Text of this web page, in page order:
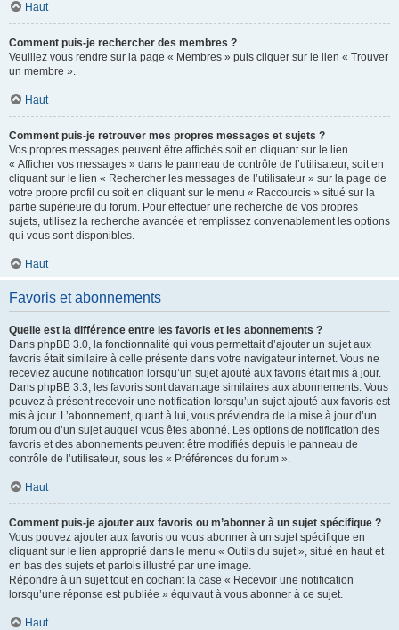
Haut
Comment puis-je rechercher des membres ?
Veuillez vous rendre sur la page « Membres » puis cliquer sur le lien « Trouver
un membre ».
Haut
Comment puis-je retrouver mes propres messages et sujets ?
Vos propres messages peuvent être affichés soit en cliquant sur le lien
« Afficher vos messages » dans le panneau de contrôle de l’utilisateur, soit en
cliquant sur le lien « Rechercher les messages de l’utilisateur » sur la page de
votre propre profil ou soit en cliquant sur le menu « Raccourcis » situé sur la
partie supérieure du forum. Pour effectuer une recherche de vos propres
sujets, utilisez la recherche avancée et remplissez convenablement les options
qui vous sont disponibles.
Haut
Favoris et abonnements
Quelle est la différence entre les favoris et les abonnements ?
Dans phpBB 3.0, la fonctionnalité qui vous permettait d’ajouter un sujet aux
favoris était similaire à celle présente dans votre navigateur internet. Vous ne
receviez aucune notification lorsqu’un sujet ajouté aux favoris était mis à jour.
Dans phpBB 3.3, les favoris sont davantage similaires aux abonnements. Vous
pouvez à présent recevoir une notification lorsqu’un sujet ajouté aux favoris est
mis à jour. L’abonnement, quant à lui, vous préviendra de la mise à jour d’un
forum ou d’un sujet auquel vous êtes abonné. Les options de notification des
favoris et des abonnements peuvent être modifiés depuis le panneau de
contrôle de l’utilisateur, sous les « Préférences du forum ».
Haut
Comment puis-je ajouter aux favoris ou m’abonner à un sujet spécifique ?
Vous pouvez ajouter aux favoris ou vous abonner à un sujet spécifique en
cliquant sur le lien approprié dans le menu « Outils du sujet », situé en haut et
en bas des sujets et parfois illustré par une image.
Répondre à un sujet tout en cochant la case « Recevoir une notification
lorsqu’une réponse est publiée » équivaut à vous abonner à ce sujet.
Haut